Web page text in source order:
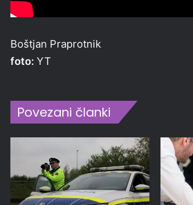
Boštjan Praprotnik
foto: YT
Povezani članki